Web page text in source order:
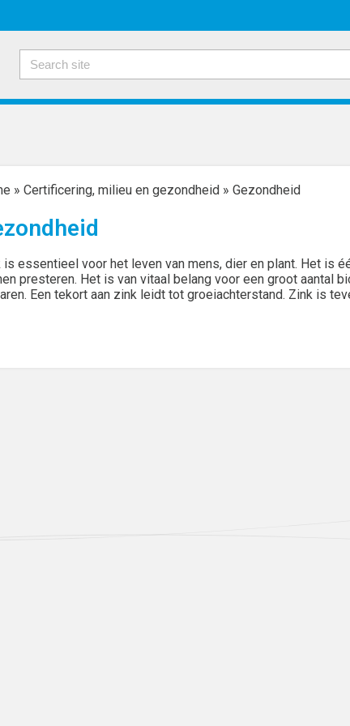
» Certificering, milieu en gezondheid» Gezondheid
is essentieel voor het leven van mens, dier en plant. Het is
presteren. Het is van vitaal belang voor een groot aantal
Een tekort aan zink leidt tot groeiachterstand. Zink is